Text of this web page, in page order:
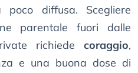
diffusa. Scegliere
parentale fuori dalle
richiede coraggio,
e una buona dose di